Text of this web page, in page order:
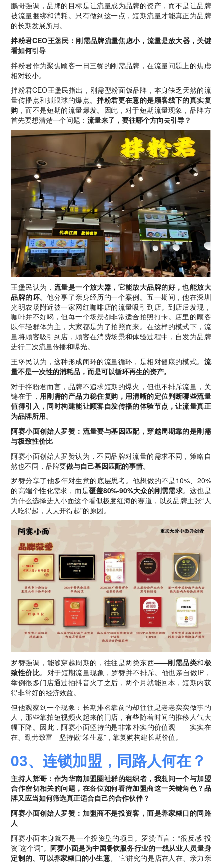
鹏哥强调，品牌的目标是让流量成为品牌的资产，而不是让品牌
被流量捆绑和消耗。只有做到这一点，短期流量才能真正为品牌
的长期发展所用。
拌粉君CEO王堡民：刚需品牌流量焦虑小，流量是放大器，关键
看如何引导
拌粉君作为聚焦顾客一日三餐的刚需品牌，在流量问题上的焦虑
相对较小。
拌粉君CEO王堡民指出，刚需型粉面饭品牌，本身缺乏天然的流
量传播点和抓眼球的爆点。拌粉君更在意的是顾客线下的真实复
购 ，而不是短期的流量爆发。因此，对于短期流量现象，品牌方
首先要想清楚一个问题：流量来了，要往哪个方向去引导？
王堡民认为， 流量是一个放大器，它能放大品牌的好，也能放大
品牌的坏。他分享了亲身经历的一个案例。五一期间，他在深圳
光明农场附近被一家网红咖啡店的流量吸引到店。到店后发现，
咖啡并不好喝，但每一个场景都非常适合拍照打卡。店里的顾客
以年轻群体为主，大家都是为了拍照而来。在这样的模式下，流
量将顾客吸引到店，顾客在消费场景和体验过程中，自发为品牌
进行二次流量传播和曝光。
王堡民认为，这种形成闭环的流量循环，是相对健康的模式。 流
量不是一次性的消耗品，而是可以循环再生的资产。
对于拌粉君而言，品牌不追求短期的爆火，但也不排斥流量，关
键在于， 用刚需的产品力稳住复购，用清晰的定位判断哪些流量
值得引入，同时构建能让顾客自发传播的体验节点，让流量真正
为品牌所用。
阿赛小面创始人罗赞：流量要与基因匹配，穿越周期靠的是刚需
与极致性价比
阿赛小面创始人罗赞认为，不同品牌对流量的需求不同，策略自
然也不同，品牌要做与自己基因匹配的事情。
罗赞分享了他多年对生意的底层思考。他想做的不是10%、20%
的高端个性化需求，而是覆盖80%-90%大众的刚需需求。这也是
为什么选择进入小面这个看似极度红海的赛道，以及品牌主张“人
人吃得起，人人开得起”的原因。
罗赞强调，能够穿越周期的，往往是两类东西——刚需品类和极
致性价比。对于短期流量现象，罗赞并不排斥。他也亲自做IP，
举例很多门店通过拍抖音火了之后，两个月就能回本，短期内获
得非常好的经济效益。
但他观察到一个现象：长期排名靠前的却往往是老老实实做事的
人，那些靠拍短视频火起来的门店，有些随着时间的推移人气大
幅下降。因此，阿赛小面坚持的是非常朴实的价值观——实实在
在、勤劳致富，坚持做“笨生意”，靠复购构建长期价值。
03、连锁加盟，同路人何在？
主持人辉哥：作为华南加盟圈社群的组织者，我想问一个与加盟
合作密切相关的问题，在各位如何看待加盟商这一关键角色？品
牌又应当如何筛选真正适合自己的合作伙伴？
阿赛小面创始人罗赞：加盟商不是投资客，而是养家糊口的同路
人
阿赛小面本身就不是一个投资型的项目。罗赞直言：“很反感‘投
资’这个词”。阿赛小面是为中国餐饮服务行业的一线从业人员量身
定制的、可以养家糊口的小生意。
它讲究的是店在人在、亲力亲